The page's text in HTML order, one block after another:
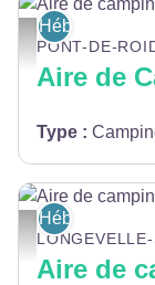
Aire de camping-
Hébergement
PONT-DE-
Aire de
Type :
Aire de camping
Hébergement